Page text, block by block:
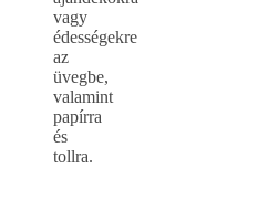
vagy
édességekre
az
üvegbe,
valamint
papírra
és
tollra.